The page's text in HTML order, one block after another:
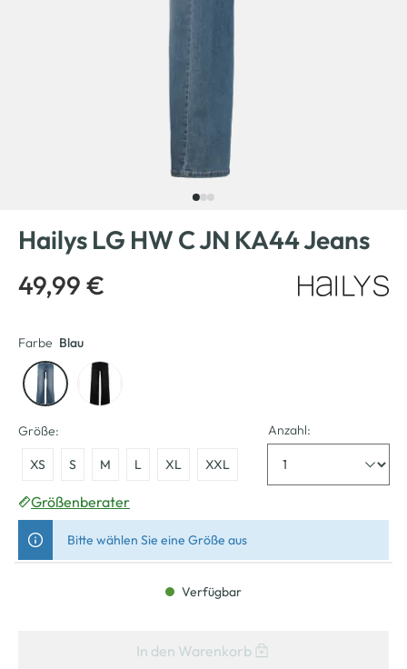
Hailys LG HW C JN KA44 Jeans
49,99 €
Farbe Blau
Größe:
XS S M L XL XXL
Anzahl:
Größenberater
Bitte wählen Sie eine Größe aus
Verfügbar
In den Warenkorb